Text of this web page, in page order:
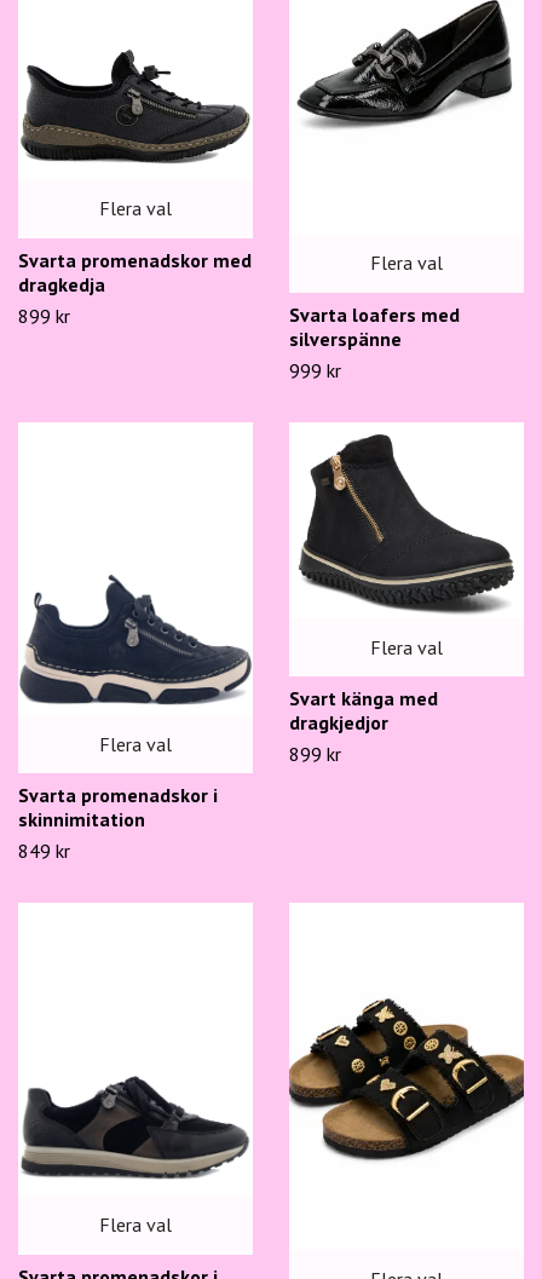
Flera val
Svarta promenadskor med
dragkedja
899 kr
Flera val
Svarta loafers med
silverspänne
999 kr
Flera val
Svarta promenadskor i
skinnimitation
849 kr
Flera val
Svart känga med
dragkjedjor
899 kr
Flera val